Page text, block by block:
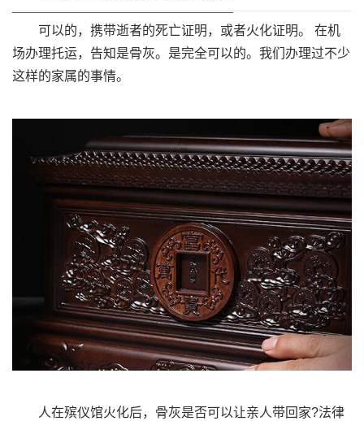
可以的，携带逝者的死亡证明，或者火化证明。 在机
场办理托运，告知是骨灰。是完全可以的。我们办理过不少
这样的家属的事情。
人在殡仪馆火化后，骨灰是否可以让亲人带回家?法律